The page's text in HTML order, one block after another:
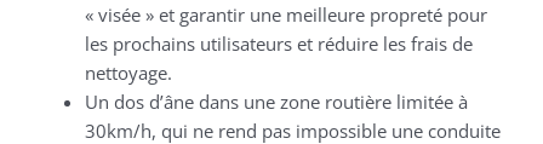
« visée » et garantir une meilleure propreté pour
les prochains utilisateurs et réduire les frais de
nettoyage.
Un dos d’âne dans une zone routière limitée à
30km/h, qui ne rend pas impossible une conduite